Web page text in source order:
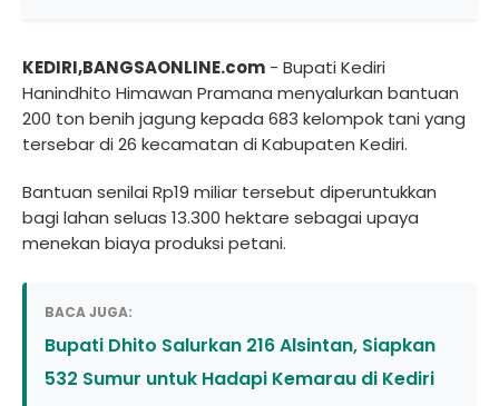
KEDIRI,BANGSAONLINE.com - Bupati Kediri
Hanindhito Himawan Pramana menyalurkan bantuan
200 ton benih jagung kepada 683 kelompok tani yang
tersebar di 26 kecamatan di Kabupaten Kediri.
Bantuan senilai Rp19 miliar tersebut diperuntukkan
bagi lahan seluas 13.300 hektare sebagai upaya
menekan biaya produksi petani.
BACA JUGA:
Bupati Dhito Salurkan 216 Alsintan, Siapkan
532 Sumur untuk Hadapi Kemarau di Kediri